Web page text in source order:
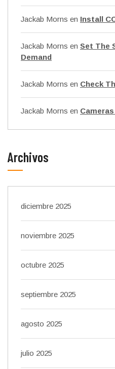
Jackab Morns en Install
Jackab Morns en Set The
Demand
Jackab Morns en Check
Jackab Morns en
Archivos
diciembre 2025
noviembre 2025
octubre 2025
septiembre 2025
agosto 2025
julio 2025